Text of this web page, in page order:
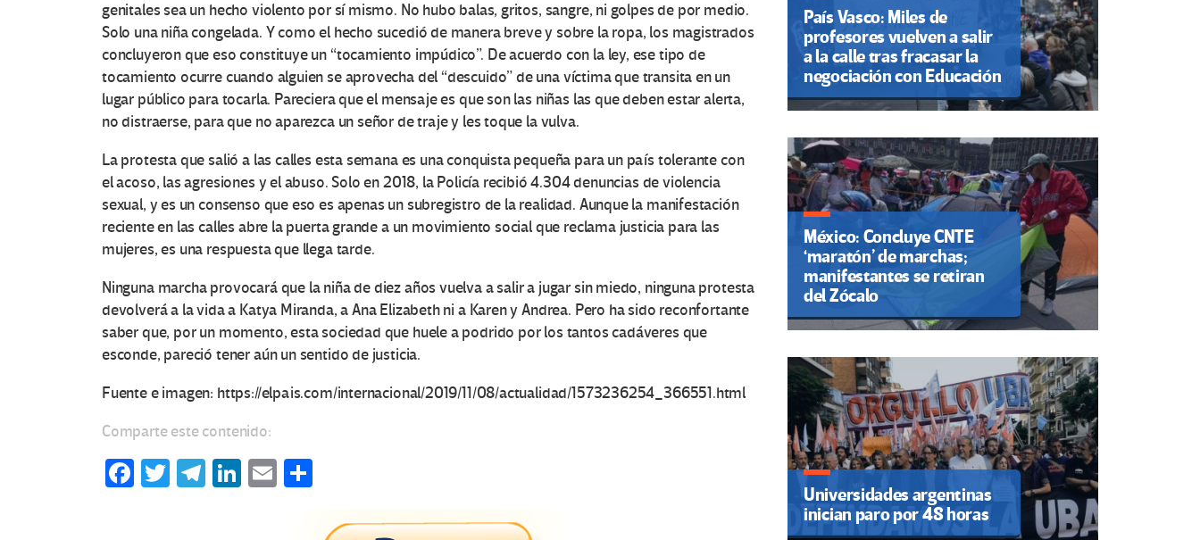
genitales sea un hecho violento por sí mismo. No hubo balas, gritos, sangre, ni golpes de por medio.
Solo una niña congelada. Y como el hecho sucedió de manera breve y sobre la ropa, los magistrados
concluyeron que eso constituye un “tocamiento impúdico”. De acuerdo con la ley, ese tipo de
tocamiento ocurre cuando alguien se aprovecha del “descuido” de una víctima que transita en un
lugar público para tocarla. Pareciera que el mensaje es que son las niñas las que deben estar alerta,
no distraerse, para que no aparezca un señor de traje y les toque la vulva.
La protesta que salió a las calles esta semana es una conquista pequeña para un país tolerante con
el acoso, las agresiones y el abuso. Solo en 2018, la Policía recibió 4.304 denuncias de violencia
sexual, y es un consenso que eso es apenas un subregistro de la realidad. Aunque la manifestación
reciente en las calles abre la puerta grande a un movimiento social que reclama justicia para las
mujeres, es una respuesta que llega tarde.
Ninguna marcha provocará que la niña de diez años vuelva a salir a jugar sin miedo, ninguna protesta
devolverá a la vida a Katya Miranda, a Ana Elizabeth ni a Karen y Andrea. Pero ha sido reconfortante
saber que, por un momento, esta sociedad que huele a podrido por los tantos cadáveres que
esconde, pareció tener aún un sentido de justicia.
Fuente e imagen: https://elpais.com/internacional/2019/11/08/actualidad/1573236254_366551.html
Comparte este contenido:
Fa T
Te Li
E
m
País Vasco: Miles de
profesores vuelven a salir
a la calle tras fracasar la
negociación con Educación
México: Concluye CNTE
‘maratón’ de marchas;
manifestantes se retiran
del Zócalo
Universidades argentinas
inician paro por 48 horas